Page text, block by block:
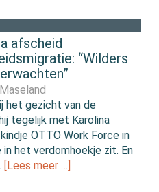
afscheid
“Wilders
het gezicht van de
tegelijk met Karolina
OTTO Work Force in
het verdomhoekje zit. En
[Lees meer …]